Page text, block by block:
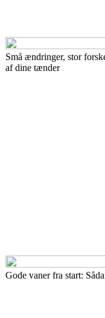
Små ændringer, stor
af dine tænder
Gode vaner fra start: